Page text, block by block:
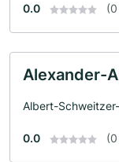
0.0
Alexander-
Albert-
0.0